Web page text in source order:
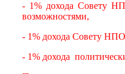
- 1% дохода Совету
возможностями,
- 1% дохода Совету
- 1% дохода